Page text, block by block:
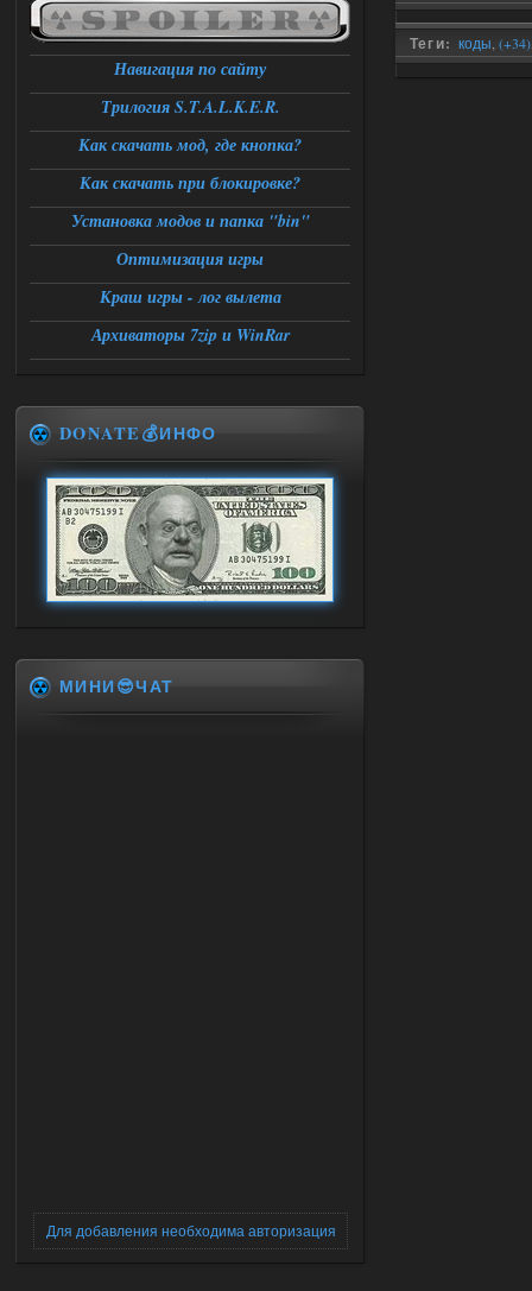
Теги: коды (+34)
Навигация по сайту
Трилогия S.T.A.L.K.E.R.
Как скачать мод, где кнопка?
Как скачать при блокировке?
Установка модов и папка "bin"
Оптимизация игры
Краш игры - лог вылета
Архиваторы 7zip и WinRar
DONATE💰ИНФО
МИНИ😎ЧАТ
Для добавления необходима авторизация